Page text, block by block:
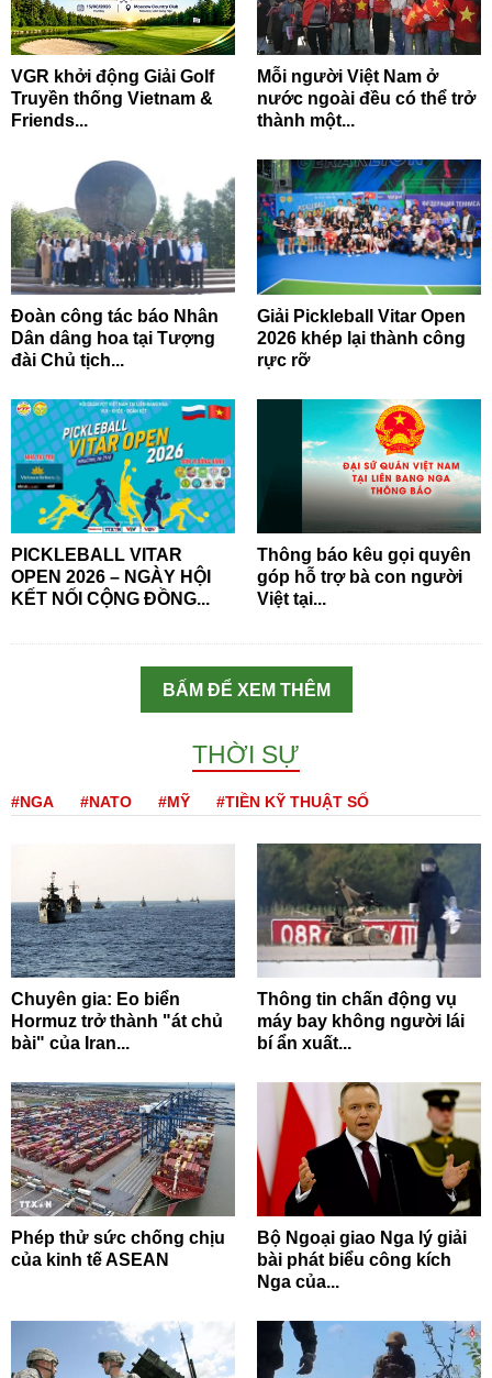
VGR khởi động Giải Golf
Truyền thống Vietnam &
Friends...
Mỗi người Việt Nam ở
nước ngoài đều có thể trở
thành một...
Đoàn công tác báo Nhân
Dân dâng hoa tại Tượng
đài Chủ tịch...
Giải Pickleball Vitar Open
2026 khép lại thành công
rực rỡ
PICKLEBALL VITAR
OPEN 2026 – NGÀY HỘI
KẾT NỐI CỘNG ĐỒNG...
Thông báo kêu gọi quyên
góp hỗ trợ bà con người
Việt tại...
BẤM ĐỂ XEM THÊM
THỜI SỰ
#NGA #NATO #MỸ #TIỀN KỸ THUẬT SỐ
Chuyên gia: Eo biển
Hormuz trở thành "át chủ
bài" của Iran...
Thông tin chấn động vụ
máy bay không người lái
bí ẩn xuất...
Phép thử sức chống chịu
của kinh tế ASEAN
Bộ Ngoại giao Nga lý giải
bài phát biểu công kích
Nga của...